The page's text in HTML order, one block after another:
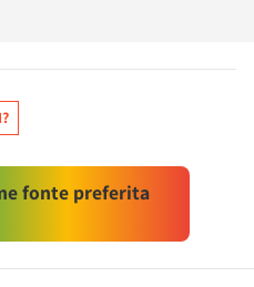
fonte preferita